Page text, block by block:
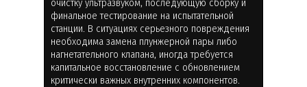
финальное тестирование на испытательной
станции. В ситуациях серьезного повреждения
необходима замена плунжерной пары либо
нагнетательного клапана, иногда требуется
капитальное восстановление с обновлением
критически важных внутренних компонентов.